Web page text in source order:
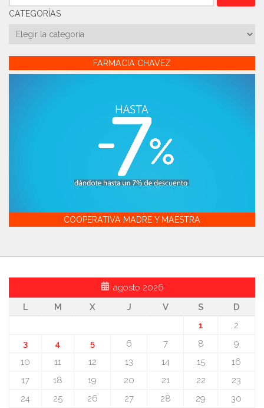
CATEGORÍAS
Categorías
FARMACIA CHAVEZ
COOPERATIVA MADRE Y MAESTRA
agosto 2026
L
M X J V S
D
1
2
3
4 5 6 7 8
9
10
11 12 13 14 15
16
17
18 19 20 21 22
23
24
25 26 27 28 29
30